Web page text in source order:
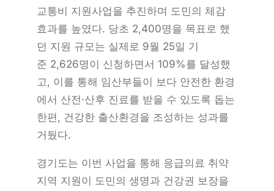
교통비 지원사업을 추진하며 도민의 체감
효과를 높였다. 당초 2,400명을 목표로 했
던 지원 규모는 실제로 9월 25일 기
준 2,626명이 신청하면서 109%를 달성했
고, 이를 통해 임산부들이 보다 안전한 환경
에서 산전·산후 진료를 받을 수 있도록 돕는
한편, 건강한 출산환경을 조성하는 성과를
거뒀다.
경기도는 이번 사업을 통해 응급의료 취약
지역 지원이 도민의 생명과 건강권 보장을